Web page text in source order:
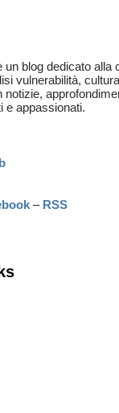
un blog dedicato alla
vulnerabilità,
notizie,
e appassionati.
– RSS